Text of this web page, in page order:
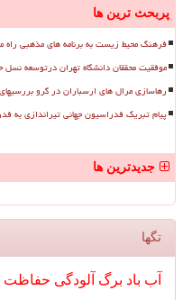
پربحث ترین ها
فرهنگ محیط زیست به برنامه های مذهبی راه
موفقیت محققان دانشگاه تهران درتوسعه
رهاسازی مرال های ارسباران در گرو
پیام تبریک فدراسیون جهانی تیراندازی به
جدیدترین ها
تگها
آب باد برگ آلودگی حفاظت